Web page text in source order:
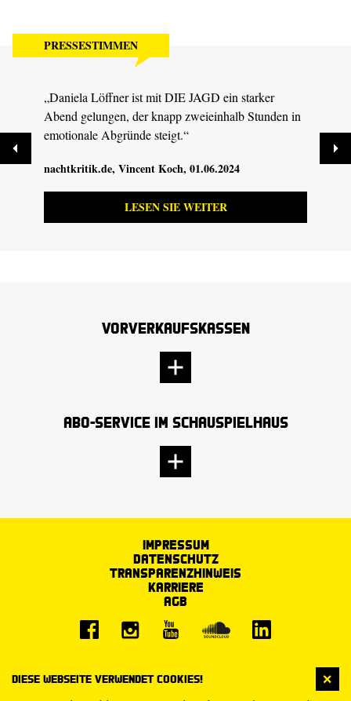
Diese Webseite verwendet Cookies!
PRESSESTIMMEN
„Daniela Löffner ist mit DIE JAGD ein starker
Abend gelungen, der knapp zweieinhalb Stunden in
emotionale Abgründe steigt.“
nachtkritik.de, Vincent Koch, 01.06.2024
LESEN SIE WEITER
Vorverkaufskassen
Abo-Service im Schauspielhaus
Impressum
Datenschutz
Transparenzhinweis
Karriere
AGB